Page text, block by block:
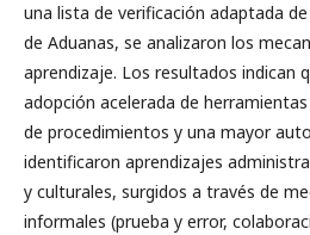
una lista de verificación adaptada
de Aduanas, se analizaron los
aprendizaje. Los resultados indican
adopción acelerada de
de procedimientos y una mayor
identificaron aprendizajes
y culturales, surgidos a través de
informales (prueba y error,